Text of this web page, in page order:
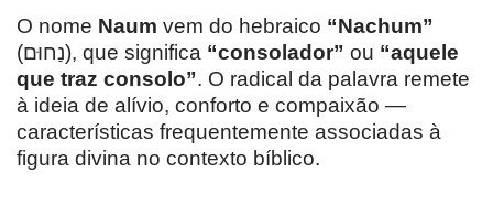
O nome Naum vem do hebraico “Nachum”
(נַחוּם), que significa “consolador” ou “aquele
que traz consolo”. O radical da palavra remete
à ideia de alívio, conforto e compaixão —
características frequentemente associadas à
figura divina no contexto bíblico.